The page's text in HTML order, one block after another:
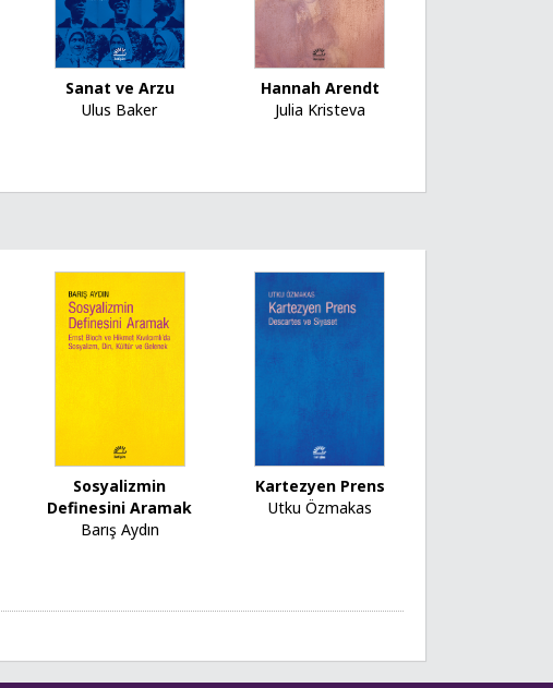
Sanat ve Arzu
Ulus Baker
Hannah Arendt
Julia Kristeva
Sosyalizmin
Definesini Aramak
Barış Aydın
Kartezyen Prens
Utku Özmakas